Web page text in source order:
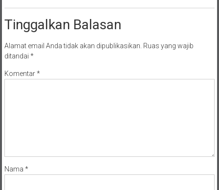
Tinggalkan Balasan
Alamat email Anda tidak akan dipublikasikan. Ruas yang wajib
ditandai *
Komentar*
Nama *